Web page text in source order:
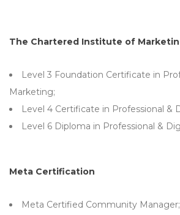
The Chartered Institute of
Level 3 Foundation Certificate in
Marketing;
Level 4 Certificate in Professional &
Level 6 Diploma in Professional &
Meta Certification
Meta Certified Community Manager;